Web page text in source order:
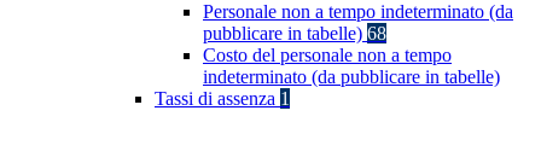
Personale non a tempo indeterminato (da
pubblicare in tabelle) 68
Costo del personale non a tempo
indeterminato (da pubblicare in tabelle)
Tassi di assenza 1